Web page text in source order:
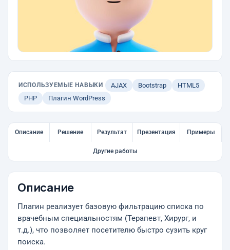
ИСПОЛЬЗУЕМЫЕ НАВЫКИ AJAX Bootstrap
HTML5
PHP
Плагин WordPress
Описание Решение Результат Презентация Примеры
Другие работы
Описание
Плагин реализует базовую фильтрацию списка по
врачебным специальностям (Терапевт, Хирург, и
т.д.), что позволяет посетителю быстро сузить круг
поиска.